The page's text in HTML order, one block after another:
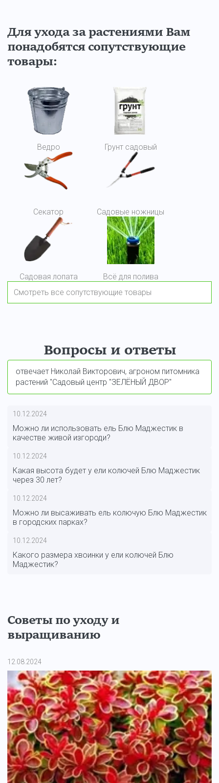
Для ухода за растениями Вам
понадобятся сопутствующие
товары:
Ведро Грунт садовый
Секатор Садовые ножницы
Садовая лопата
Всё для полива
Смотреть все сопутствующие товары
Вопросы и ответы
отвечает Николай Викторович, агроном питомника
растений "Садовый центр "ЗЕЛЁНЫЙ ДВОР"
10.12.2024
Можно ли использовать ель Блю Маджестик в
качестве живой изгороди?
10.12.2024
Какая высота будет у ели колючей Блю Маджестик
через 30 лет?
10.12.2024
Можно ли высаживать ель колючую Блю Маджестик
в городских парках?
10.12.2024
Какого размера хвоинки у ели колючей Блю
Маджестик?
Советы по уходу и
выращиванию
12.08.2024